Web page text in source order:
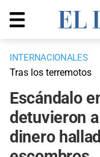
INTERNACIONALES
Tras los terremotos
Escándalo
detuvieron
dinero